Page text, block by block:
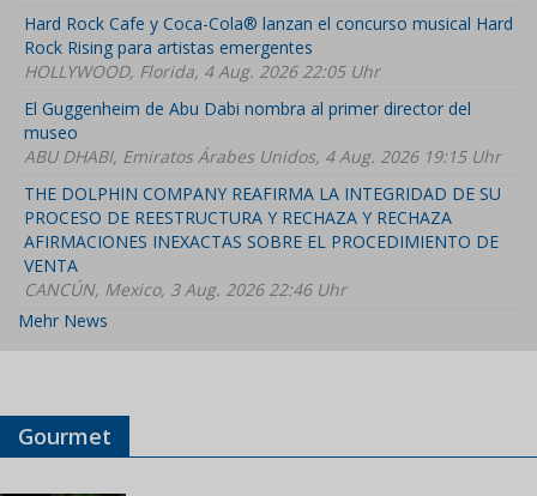
Hard Rock Cafe y Coca-Cola® lanzan el concurso musical Hard
Rock Rising para artistas emergentes
HOLLYWOOD, Florida, 4 Aug. 2026 22:05 Uhr
El Guggenheim de Abu Dabi nombra al primer director del
museo
ABU DHABI, Emiratos Árabes Unidos, 4 Aug. 2026 19:15 Uhr
THE DOLPHIN COMPANY REAFIRMA LA INTEGRIDAD DE SU
PROCESO DE REESTRUCTURA Y RECHAZA Y RECHAZA
AFIRMACIONES INEXACTAS SOBRE EL PROCEDIMIENTO DE
VENTA
CANCÚN, Mexico, 3 Aug. 2026 22:46 Uhr
Mehr News
Gourmet